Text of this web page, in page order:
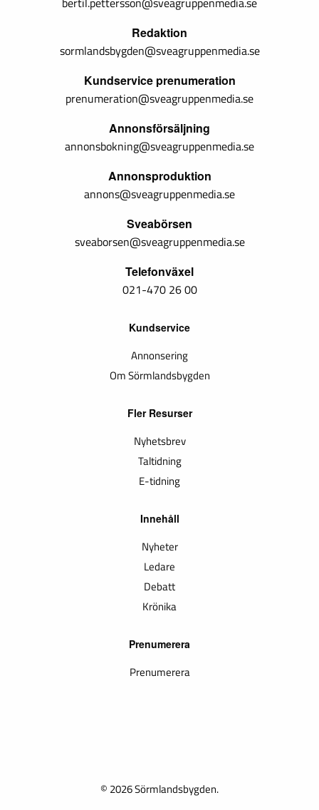
Redaktion
sormlandsbygden@sveagruppenmedia.se
Kundservice prenumeration
prenumeration@sveagruppenmedia.se
Annonsförsäljning
annonsbokning@sveagruppenmedia.se
Annonsproduktion
annons@sveagruppenmedia.se
Sveabörsen
sveaborsen@sveagruppenmedia.se
Telefonväxel
021-470 26 00
Kundservice
Annonsering
Om Sörmlandsbygden
Fler Resurser
Nyhetsbrev
Taltidning
E-tidning
Innehåll
Nyheter
Ledare
Debatt
Krönika
Prenumerera
Prenumerera
© 2026 Sörmlandsbygden.